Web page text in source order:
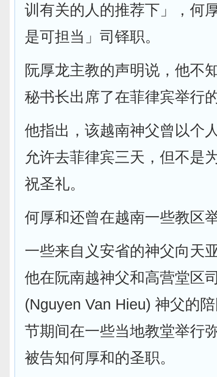
训有关的人的推荐下」，何
是可担当」司铎职。
阮厚龙主教的声明说，他不
秘书长出席了在菲律宾举行
他指出，该越南神父曾以个
允许去菲律宾三天，但不是
祝圣礼。
何厚和还曾在越南一些教区
一些来自义安省的神父向天
他在阮南越神父和高营堂区
(Nguyen Van Hieu) 神父的
节期间在一些当地教堂举行
被告知何厚和的圣职。